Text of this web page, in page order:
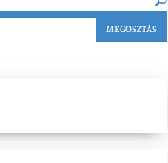
MEGOSZTÁS